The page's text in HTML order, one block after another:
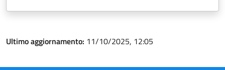
Ultimo aggiornamento: 11/10/2025, 12:05